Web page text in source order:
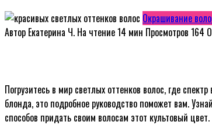
Окрашивание
Автор Екатерина Ч. На чтение14 мин Просмотров 164
Погрузитесь в мир светлых оттенков волос, где
блонда, это подробное руководство поможет вам.
способов придать своим волосам этот культовый цвет.